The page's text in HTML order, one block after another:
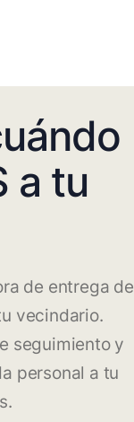
a tu
de entrega de
vecindario.
seguimiento y
personal a tu